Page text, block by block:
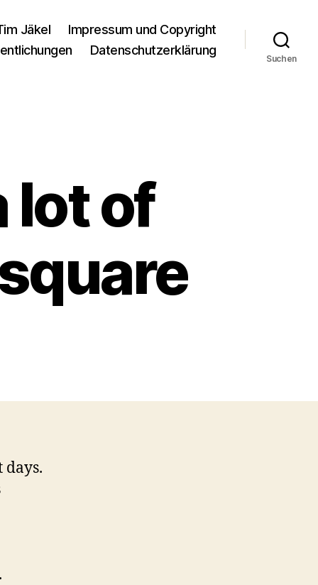
Jäkel
Impressum und Copyright
Datenschutzerklärung
Suchen
lot of